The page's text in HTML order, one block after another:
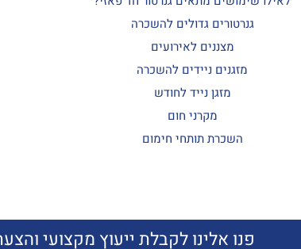
פנו אלינו לקבלת ייעוץ מקצועי
גנרטורים גדולים להשכרה
מצננים לאירועים
מזגנים ניידים להשכרה
מזגן נייד לחודש
מקרני חום
השכרת תותחי חימום
פנו אלינו לקבלת ייעוץ מקצועי